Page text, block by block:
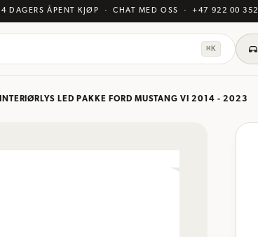
14 DAGERS ÅPENT KJØP · CHAT MED OSS ·+47 922 00 352
⌘K
INTERIØRLYS LED PAKKE FORD MUSTANG VI 2014 - 2023